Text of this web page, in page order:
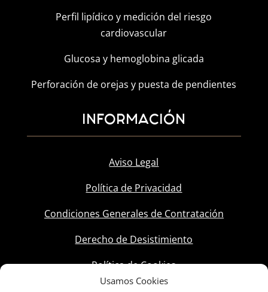
Usamos Cookies
Perfil lipídico y medición del riesgo
cardiovascular
Glucosa y hemoglobina glicada
Perforación de orejas y puesta de pendientes
INFORMACIÓN
Aviso Legal
Política de Privacidad
Condiciones Generales de Contratación
Derecho de Desistimiento
Política de Cookies